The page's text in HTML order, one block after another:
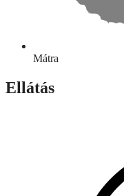
Mátra
Ellátás